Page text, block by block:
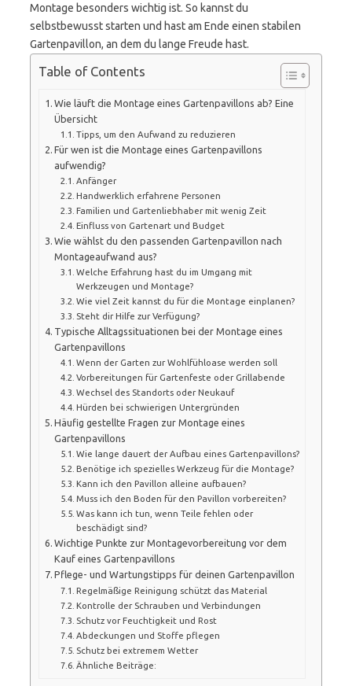
Montage besonders wichtig ist. So kannst du
selbstbewusst starten und hast am Ende einen stabilen
Gartenpavillon, an dem du lange Freude hast.
Table of Contents
Wie läuft die Montage eines Gartenpavillons ab? Eine
Übersicht
Tipps, um den Aufwand zu reduzieren
Für wen ist die Montage eines Gartenpavillons
aufwendig?
Anfänger
Handwerklich erfahrene Personen
Familien und Gartenliebhaber mit wenig Zeit
Einfluss von Gartenart und Budget
Wie wählst du den passenden Gartenpavillon nach
Montageaufwand aus?
Welche Erfahrung hast du im Umgang mit
Werkzeugen und Montage?
Wie viel Zeit kannst du für die Montage einplanen?
Steht dir Hilfe zur Verfügung?
Typische Alltagssituationen bei der Montage eines
Gartenpavillons
Wenn der Garten zur Wohlfühloase werden soll
Vorbereitungen für Gartenfeste oder Grillabende
Wechsel des Standorts oder Neukauf
Hürden bei schwierigen Untergründen
Häufig gestellte Fragen zur Montage eines
Gartenpavillons
Wie lange dauert der Aufbau eines Gartenpavillons?
Benötige ich spezielles Werkzeug für die Montage?
Kann ich den Pavillon alleine aufbauen?
Muss ich den Boden für den Pavillon vorbereiten?
Was kann ich tun, wenn Teile fehlen oder
beschädigt sind?
Wichtige Punkte zur Montagevorbereitung vor dem
Kauf eines Gartenpavillons
Pflege- und Wartungstipps für deinen Gartenpavillon
Regelmäßige Reinigung schützt das Material
Kontrolle der Schrauben und Verbindungen
Schutz vor Feuchtigkeit und Rost
Abdeckungen und Stoffe pflegen
Schutz bei extremem Wetter
Ähnliche Beiträge: